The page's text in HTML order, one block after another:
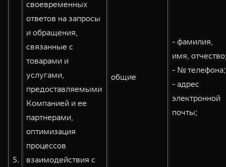
5.
своевременных
ответов на запросы
и обращения,
связанные с
товарами и
услугами,
предоставляемыми
Компанией и ее
партнерами,
оптимизация
процессов
взаимодействия с
общие
- фамилия,
имя,
- № телефона;
- адрес
электронной
почты;